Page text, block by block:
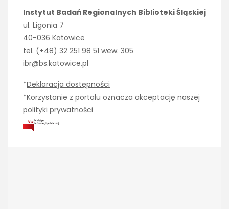
Instytut Badań Regionalnych Biblioteki Śląskiej
ul. Ligonia 7
40-036 Katowice
tel. (+48) 32 251 98 51 wew. 305
ibr@bs.katowice.pl
*Deklaracja dostępności
*Korzystanie z portalu oznacza akceptację naszej
polityki prywatności